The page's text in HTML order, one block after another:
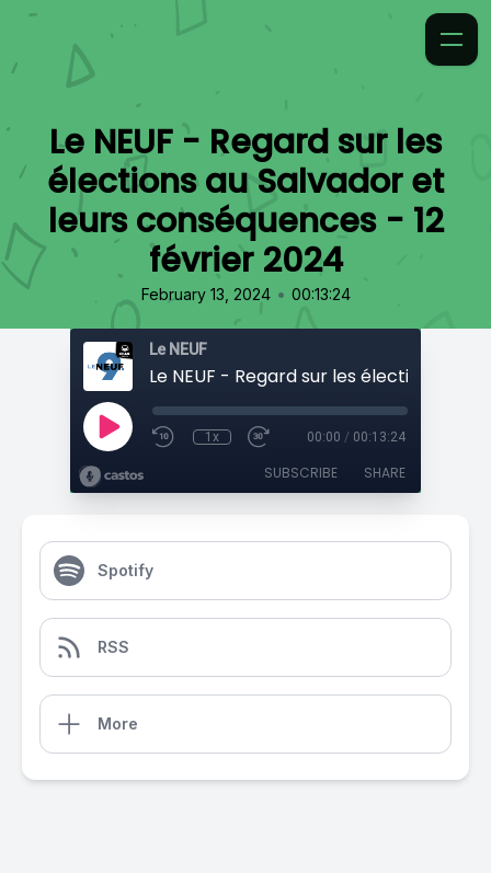
Le NEUF - Regard sur les
élections au Salvador et
leurs conséquences - 12
février 2024
February 13, 2024 • 00:13:24
Le NEUF
1x 00:00 / 00:13:24
SUBSCRIBE SHARE
Spotify
RSS
More